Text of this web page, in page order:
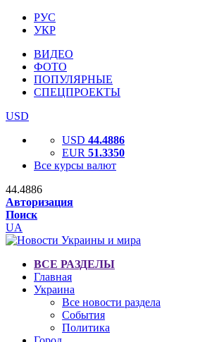
РУС
УКР
ВИДЕО
ФОТО
ПОПУЛЯРНЫЕ
СПЕЦПРОЕКТЫ
USD
USD 44.4886
EUR 51.3350
Все курсы валют
44.4886
Авторизация
Поиск
UA
ВСЕ РАЗДЕЛЫ
Главная
Украина
Все новости раздела
События
Политика